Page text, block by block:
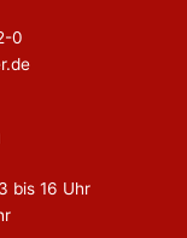
0
bis 16 Uhr